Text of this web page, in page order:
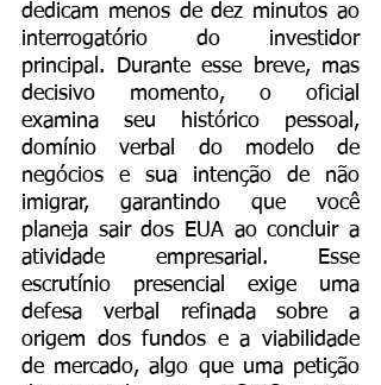
dedicam menos de dez minutos ao
interrogatório do investidor
principal. Durante esse breve, mas
decisivo momento, o oficial
examina seu histórico pessoal,
domínio verbal do modelo de
negócios e sua intenção de não
imigrar, garantindo que você
planeja sair dos EUA ao concluir a
atividade empresarial. Esse
escrutínio presencial exige uma
defesa verbal refinada sobre a
origem dos fundos e a viabilidade
de mercado, algo que uma petição